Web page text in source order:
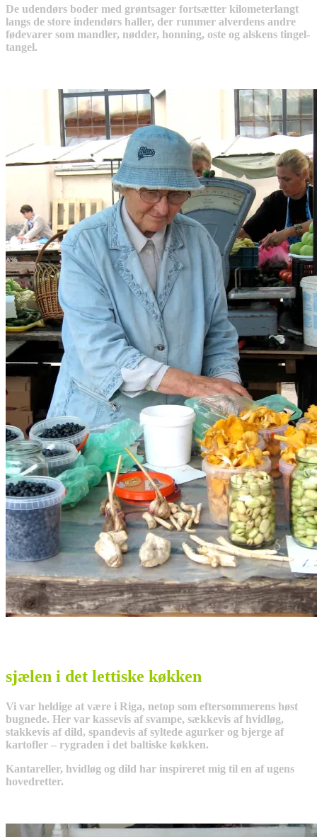
De udendørs boder med grøntsager fortsætter kilometerlangt
langs de store indendørs haller, der rummer alverdens andre
fødevarer som mandler, nødder, honning, oste og alskens tingel-
tangel.
sjælen i det lettiske køkken
Vi var heldige at være i Riga, netop som eftersommerens høst
bugnede. Her var kassevis af svampe, sækkevis af hvidløg,
stakkevis af dild, spandevis af syltede agurker og bjerge af
kartofler – rygraden i det baltiske køkken.
Kantareller, hvidløg og dild har inspireret mig til en af ugens
hovedretter.